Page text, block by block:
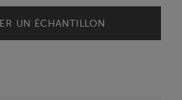
UN ÉCHANTILLON